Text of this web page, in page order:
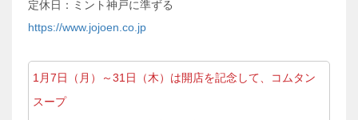
定休日：ミント神戸に準ずる
https://www.jojoen.co.jp
1月7日（月）～31日（木）は開店を記念して、コムタン
スープ